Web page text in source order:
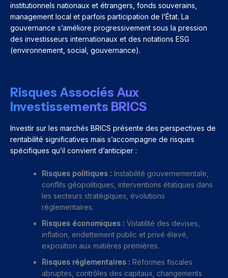
institutionnels nationaux et étrangers, fonds souverains,
management local et parfois participation de l’État. La
gouvernance s’améliore progressivement sous la pression
des investisseurs internationaux et des notations ESG
(environnement, social, gouvernance).
Risques Associés Aux
Investissements BRICS
Investir sur les marchés BRICS présente des perspectives de
rentabilité significatives mais s’accompagne de risques
spécifiques qu’il convient d’anticiper :
Risques politiques : Instabilité gouvernementale,
conflits géopolitiques, interventions étatiques dans
les secteurs stratégiques, évolutions
réglementaires.
Risques économiques : Volatilité des devises,
inflation, endettement public et privé élevé,
exposition aux matières premières.
Risques réglementaires : Réformes fiscales
abruptes, contrôles des capitaux, changements